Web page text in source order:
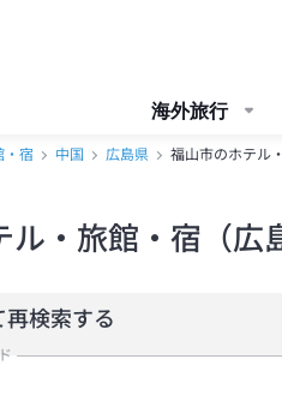
海外旅行
・宿 中国 広島県 福山市のホテル
ル・旅館・宿（広
検索する